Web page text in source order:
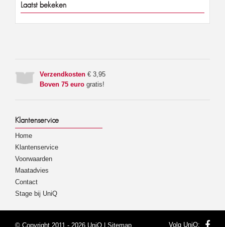
Laatst bekeken
Verzendkosten € 3,95
Boven 75 euro gratis!
Klantenservice
Home
Klantenservice
Voorwaarden
Maatadvies
Contact
Stage bij UniQ
© Copyright 2011 - 2026 UniQ | Sitemap Volg UniQ: